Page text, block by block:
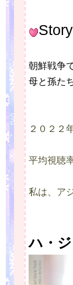
Story
朝鮮戦争
母と孫た
２０２２
平均視聴
私は、ア
ハ・